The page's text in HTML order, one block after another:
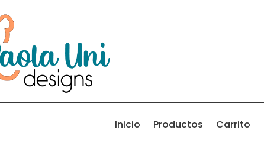
Inicio Productos Carrito